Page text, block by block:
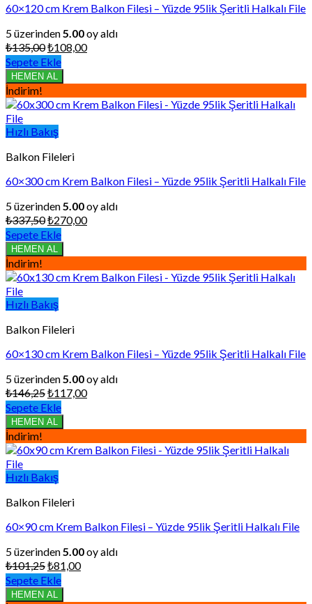
60×120 cm Krem Balkon Filesi – Yüzde 95lik Şeritli Halkalı File
5 üzerinden 5.00oy aldı
₺135,00Orijinal
fiyat:
₺135,00.
₺108,00Şu
₺108,00.
Sepete Ekle
HEMEN AL
İndirim!
Hızlı Bakış
Balkon Fileleri
60×300 cm Krem Balkon Filesi – Yüzde 95lik Şeritli Halkalı File
5 üzerinden 5.00oy aldı
₺337,50Orijinal
fiyat:
₺337,50.
₺270,00Şu
₺270,00.
Sepete Ekle
HEMEN AL
İndirim!
Hızlı Bakış
Balkon Fileleri
60×130 cm Krem Balkon Filesi – Yüzde 95lik Şeritli Halkalı File
5 üzerinden 5.00oy aldı
₺146,25Orijinal
fiyat:
₺146,25.
₺117,00Şu
₺117,00.
Sepete Ekle
HEMEN AL
İndirim!
Hızlı Bakış
Balkon Fileleri
60×90 cm Krem Balkon Filesi – Yüzde 95lik Şeritli Halkalı File
5 üzerinden 5.00oy aldı
₺101,25Orijinal
fiyat:
₺101,25.
₺81,00Şu
Sepete Ekle
HEMEN AL